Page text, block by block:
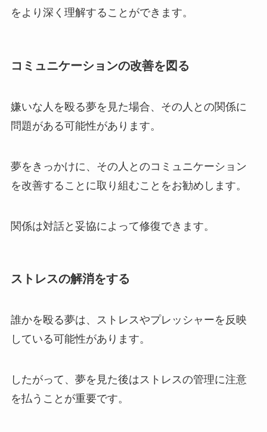
をより深く理解することができます。
コミュニケーションの改善を図る
嫌いな人を殴る夢を見た場合、その人との関係に
問題がある可能性があります。
夢をきっかけに、その人とのコミュニケーション
を改善することに取り組むことをお勧めします。
関係は対話と妥協によって修復できます。
ストレスの解消をする
誰かを殴る夢は、ストレスやプレッシャーを反映
している可能性があります。
したがって、夢を見た後はストレスの管理に注意
を払うことが重要です。